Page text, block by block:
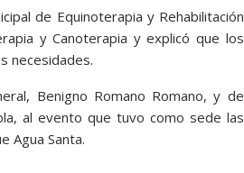
de Equinoterapia y Rehabilitación
y Canoterapia y explicó que los
necesidades.
Benigno Romano Romano, y de
al evento que tuvo como sede las
Agua Santa.